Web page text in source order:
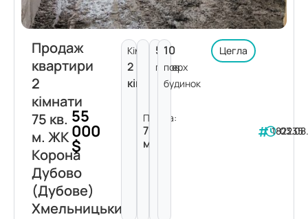
Продаж
квартири
2
кімнати
75 кв.
м. ЖК
Корона
Дубово
(Дубове)
Хмельницький
55
000
$
Кімнат:
2
кімнати
Площа:
75
м²
5
поверх
10
пов.
будинок
Цегла
182235